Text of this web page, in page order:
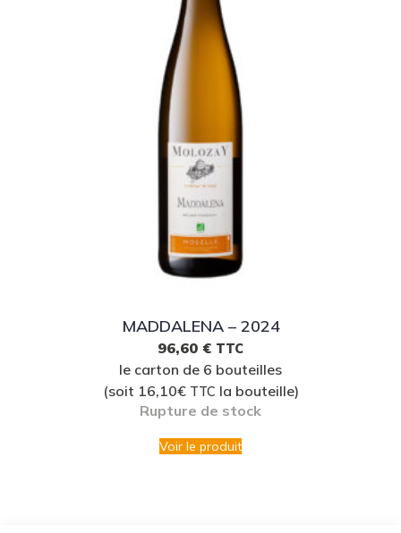
MADDALENA – 2024
96,60 € TTC
le carton de 6 bouteilles
(soit 16,10€ TTC la bouteille)
Rupture de stock
Voir le produit